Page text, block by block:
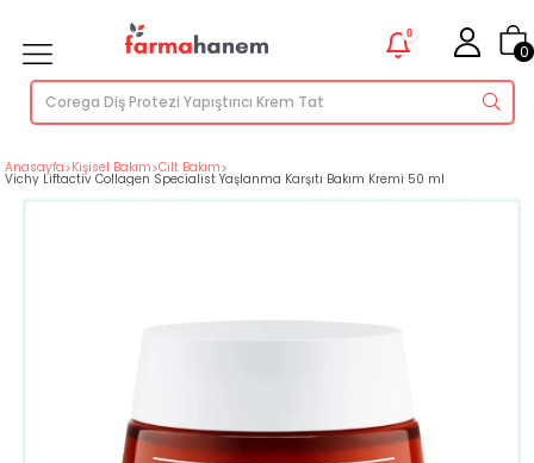
0
0
Anasayfa>Kişisel Bakım>Cilt Bakım>
Vichy Liftactiv Collagen Specialist Yaşlanma Karşıtı Bakım Kremi 50 ml